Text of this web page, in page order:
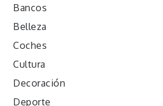
Bancos
Belleza
Coches
Cultura
Decoración
Deporte